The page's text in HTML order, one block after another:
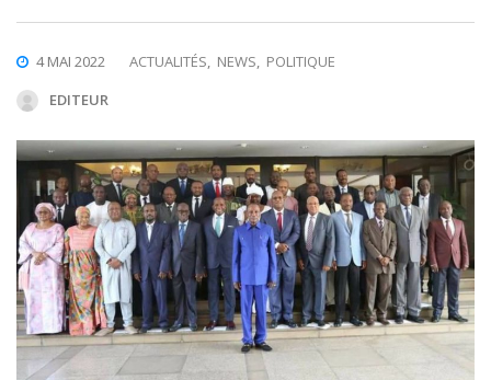
4 MAI 2022 ACTUALITÉS, NEWS, POLITIQUE
EDITEUR